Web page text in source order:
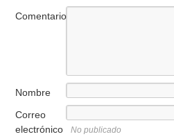
Comentario
Nombre
Correo
electrónico
No publicado